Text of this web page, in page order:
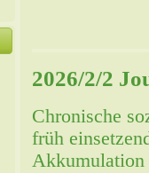
2026/2/2
Chronische
früh